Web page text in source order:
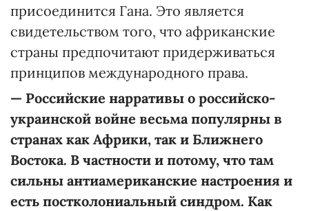
присоединится Гана. Это является
свидетельством того, что африканские
страны предпочитают придерживаться
принципов международного права.
— Российские нарративы о российско-
украинской войне весьма популярны в
странах как Африки, так и Ближнего
Востока. В частности и потому, что там
сильны антиамериканские настроения и
есть постколониальный синдром. Как